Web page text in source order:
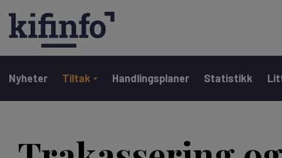
hovedinnhold
Main navigation
Nyheter Tiltak Handlingsplaner Statistikk